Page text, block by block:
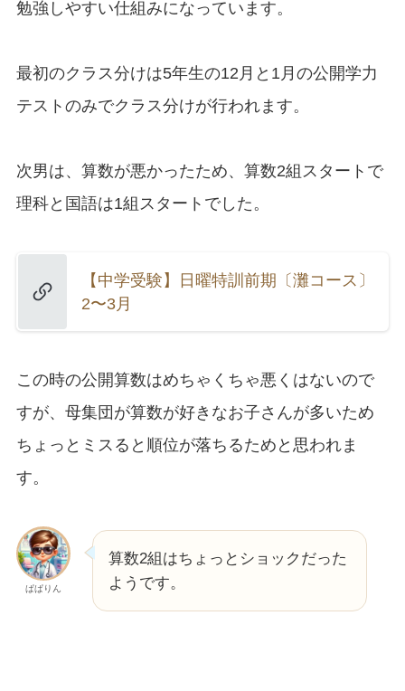
勉強しやすい仕組みになっています。
最初のクラス分けは5年生の12月と1月の公開学力
テストのみでクラス分けが行われます。
次男は、算数が悪かったため、算数2組スタートで
理科と国語は1組スタートでした。
【中学受験】日曜特訓前期〔灘コース〕
2〜3月
この時の公開算数はめちゃくちゃ悪くはないので
すが、母集団が算数が好きなお子さんが多いため
ちょっとミスると順位が落ちるためと思われま
す。
ぱぱりん
算数2組はちょっとショックだった
ようです。